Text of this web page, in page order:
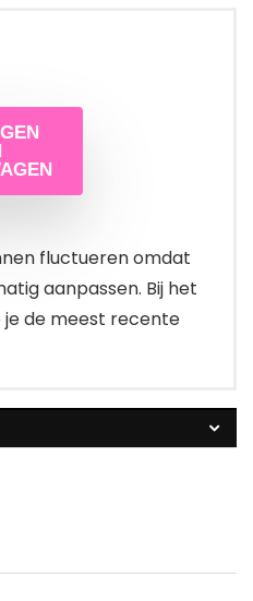
fluctueren omdat
aanpassen. Bij het
de meest recente